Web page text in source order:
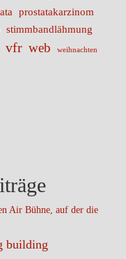
prostatakarzinom
stimmbandlähmung
vfr web weihnachten
building